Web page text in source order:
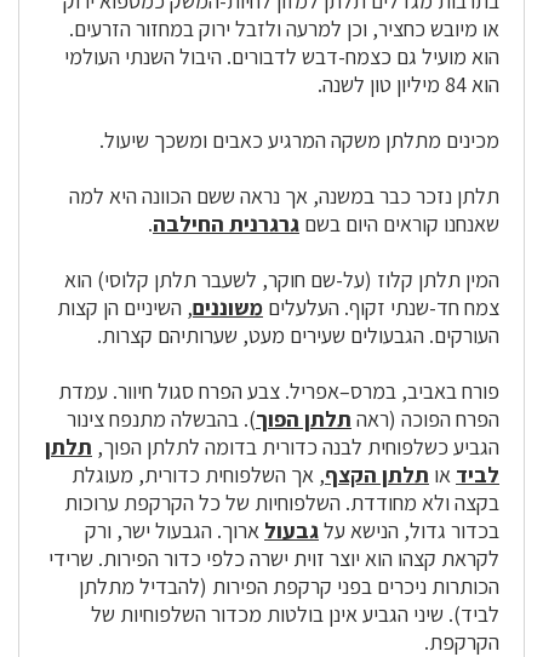
או מיובש כחציר, וכן למרעה ולזבל ירוק במחזור הזרעים.
הוא מועיל גם כצמח-דבש לדבורים. היבול השנתי העולמי
הוא 84 מיליון טון לשנה.
מכינים מתלתן משקה המרגיע כאבים ומשכך שיעול.
תלתן נזכר כבר במשנה, אך נראה ששם הכוונה היא למה
שאנחנו קוראים היום בשם גרגרנית החילבה.
המין תלתן קלוז (על-שם חוקר, לשעבר תלתן קלוסי) הוא
צמח חד-שנתי זקוף. העלעלים משוננים, השיניים הן קצות
העורקים. הגבעולים שעירים מעט, שערותיהם קצרות.
פורח באביב, במרס–אפריל. צבע הפרח סגול חיוור. עמדת
הפרח הפוכה (ראה תלתן הפוך). בהבשלה מתנפח צינור
הגביע כשלפוחית לבנה כדורית בדומה לתלתן הפוך, תלתן
לביד או תלתן הקצף, אך השלפוחית כדורית, מעוגלת
בקצה ולא מחודדת. השלפוחיות של כל הקרקפת ערוכות
בכדור גדול, הנישא עלגבעול ארוך. הגבעול ישר, ורק
לקראת קצהו הוא יוצר זוית ישרה כלפי כדור הפירות. שרידי
הכותרות ניכרים בפני קרקפת הפירות (להבדיל מתלתן
לביד). שיני הגביעאינן בולטות מכדור השלפוחיות של
הקרקפת.